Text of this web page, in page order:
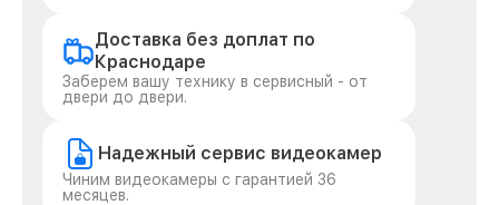
Доставка без доплат по
Краснодаре
Заберем вашу технику в сервисный - от
двери до двери.
Надежный сервис видеокамер
Чиним видеокамеры с гарантией 36
месяцев.